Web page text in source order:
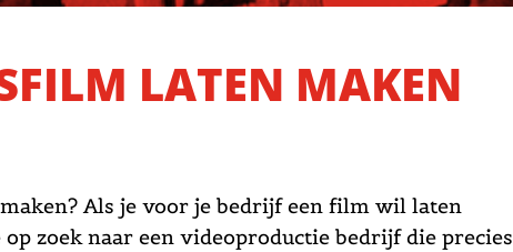
LATEN MAKEN
Als je voor je bedrijf een film wil laten
op zoek naar een videoproductie bedrijf die precies